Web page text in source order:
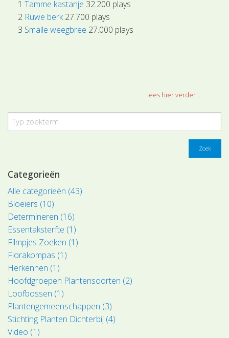
1Tamme kastanje 32.200 plays
2 Ruwe berk27.700 plays
3 Smalle weegbree 27.000 plays
lees hier verder ...
Zoek
Categorieën
Alle categorieën (43)
Bloeiers (10)
Determineren (16)
Essentaksterfte (1)
Filmpjes Zoeken (1)
Florakompas (1)
Herkennen (1)
Hoofdgroepen Plantensoorten (2)
Loofbossen (1)
Plantengemeenschappen (3)
Stichting Planten Dichterbij (4)
Video (1)